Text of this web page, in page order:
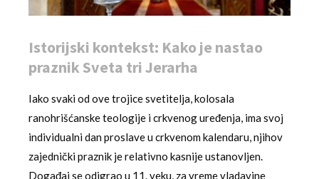
Istorijski kontekst: Kako je nastao
praznik Sveta tri Jerarha
Iako svaki od ove trojice svetitelja, kolosala
ranohrišćanske teologije i crkvenog uređenja, ima svoj
individualni dan proslave u crkvenom kalendaru, njihov
zajednički praznik je relativno kasnije ustanovljen.
Događaj se odigrao u 11. veku, za vreme vladavine